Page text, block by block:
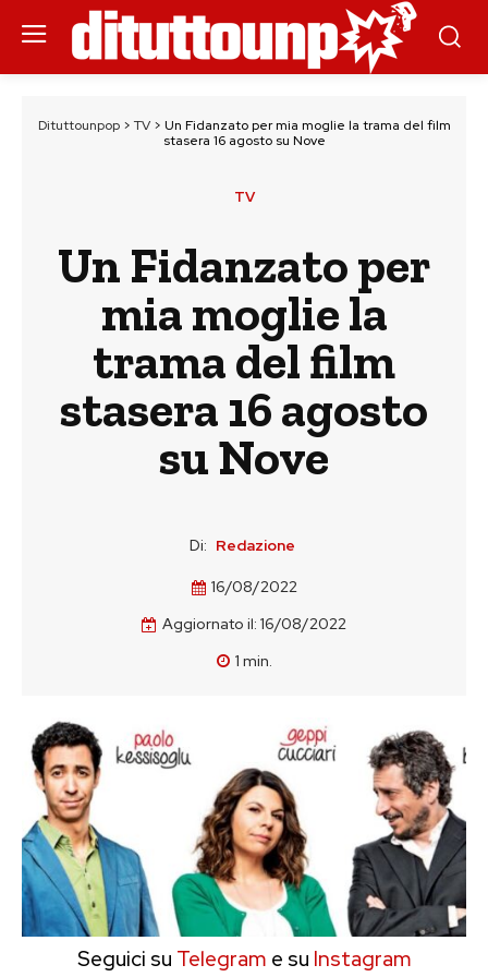
Dituttounpop> TV> Un Fidanzato per mia moglie la trama del film
stasera 16 agosto su Nove
TV
Un Fidanzato per
mia moglie la
trama del film
stasera 16 agosto
su Nove
Di: Redazione
16/08/2022
Aggiornato il: 16/08/2022
1 min.
Seguici su Telegram e su Instagram